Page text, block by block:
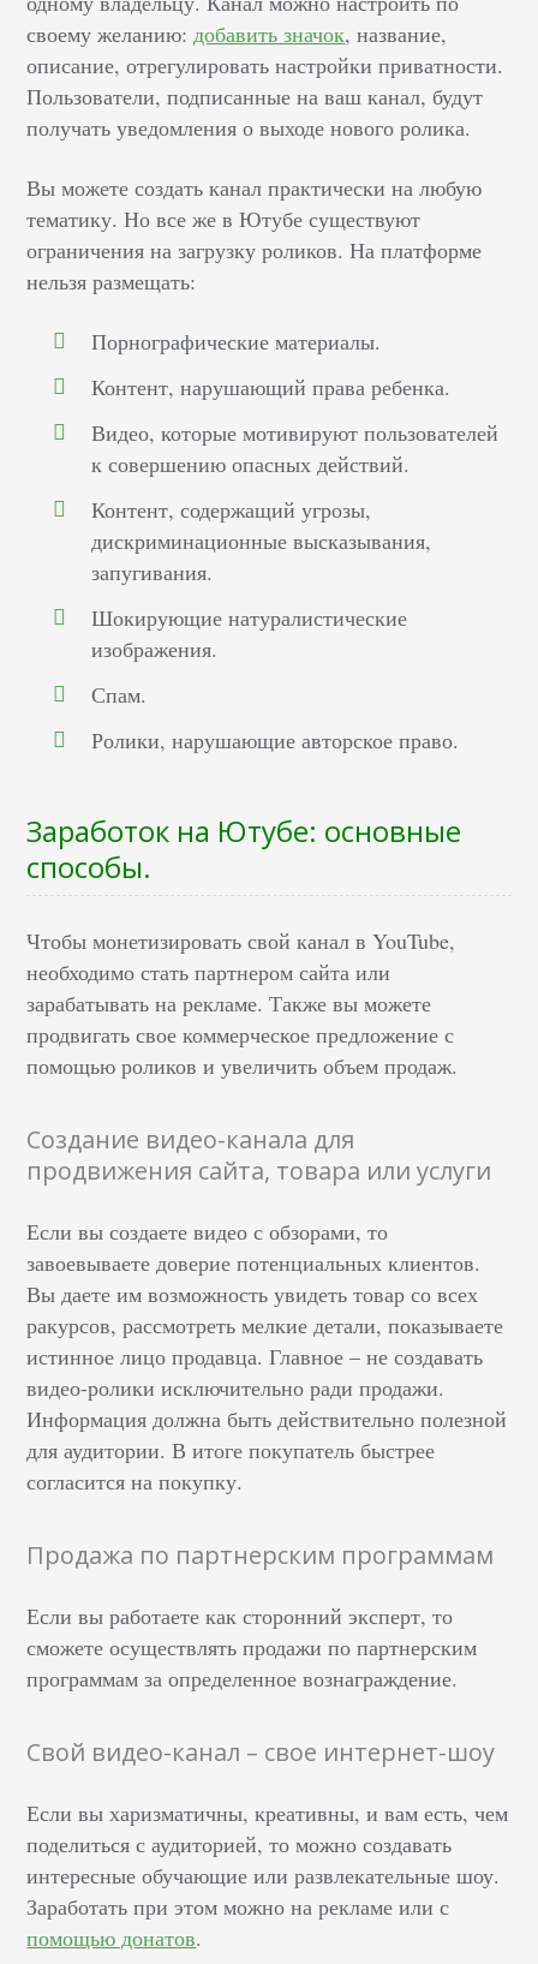
своему желанию:добавить значок, название,
описание, отрегулировать настройки приватности.
Пользователи, подписанные на ваш канал, будут
получать уведомления о выходе нового ролика.
Вы можете создать канал практически на любую
тематику. Но все же в Ютубе существуют
ограничения на загрузку роликов. На платформе
нельзя размещать:
Порнографические материалы.
Контент, нарушающий права ребенка.
Видео, которые мотивируют пользователей
к совершению опасных действий.
Контент, содержащий угрозы,
дискриминационные высказывания,
запугивания.
Шокирующие натуралистические
изображения.
Спам.
Ролики, нарушающие авторское право.
Заработок на Ютубе: основные
способы.
Чтобы монетизировать свой канал в YouTube,
необходимо стать партнером сайта или
зарабатывать на рекламе. Также вы можете
продвигать свое коммерческое предложение с
помощью роликов и увеличить объем продаж.
Создание видео-канала для
продвижения сайта, товара или услуги
Если вы создаете видео с обзорами, то
завоевываете доверие потенциальных клиентов.
Вы даете им возможность увидеть товар со всех
ракурсов, рассмотреть мелкие детали, показываете
истинное лицо продавца. Главное – не создавать
видео-ролики исключительно ради продажи.
Информация должна быть действительно полезной
для аудитории. В итоге покупатель быстрее
согласится на покупку.
Продажа по партнерским программам
Если вы работаете как сторонний эксперт, то
сможете осуществлять продажи по партнерским
программам за определенное вознаграждение.
Свой видео-канал – свое интернет-шоу
Если вы харизматичны, креативны, и вам есть, чем
поделиться с аудиторией, то можно создавать
интересные обучающие или развлекательные шоу.
Заработать при этом можно на рекламе или с
помощью донатов.